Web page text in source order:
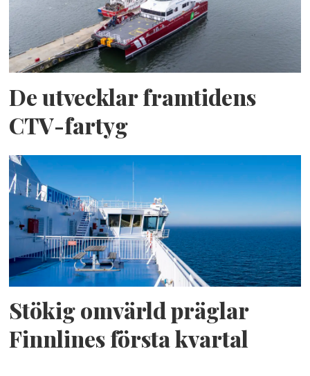
De utvecklar framtidens
CTV-fartyg
Stökig omvärld präglar
Finnlines första kvartal